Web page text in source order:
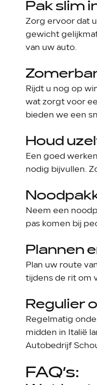
Pak slim
Zorg ervoor dat
gewicht
van uw auto.
Rijdt u nog op
wat zorgt voor
bieden we een
Houd
Een goed
nodig bijvullen.
Neem een
pas komen bij
Plannen
Plan uw route
tijdens de rit om
Regulier
Regelmatig
midden in Italië
Autobedrijf
FAQ’s: